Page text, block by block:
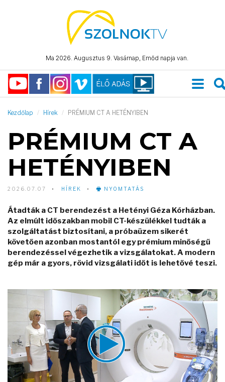
Ma 2026. Augusztus 9. Vasárnap, Emőd napja van.
Kezdőlap Hírek PRÉMIUM CT A HETÉNYIBEN
PRÉMIUM CT A
HETÉNYIBEN
2026.07.07 HÍREK NYOMTATÁS
Átadták a CT berendezést a Hetényi Géza Kórházban.
Az elmúlt időszakban mobil CT-készülékkel tudták a
szolgáltatást biztosítani, a próbaüzem sikerét
követően azonban mostantól egy prémium minőségű
berendezéssel végezhetik a vizsgálatokat. A modern
gép már a gyors, rövid vizsgálati időt is lehetővé teszi.
Video